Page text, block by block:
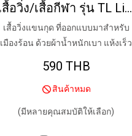
เสื้อวิ่ง/เสื้อกีฬา รุ่น TL Lite (MID-DAY RED)
เสื้อวิ่งแขนกุด ที่ออกแบบมาสำหรับ
เมืองร้อน ด้วยผ้าน้ำหนักเบา แห้งเร็ว
590 THB
สินค้าหมด
(มีหลายคุณสมบัติให้เลือก)